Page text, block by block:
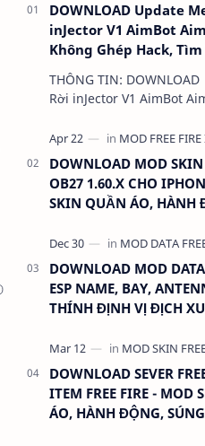
DOWNLOAD Update
inJector V1 AimBot
Không Ghép Hack,
Antiban 100%
THÔNG TIN: DOWNLOAD Update Menu
Rời inJector V1 AimBot
Antiban 100% DUNG LƯỢNG: 1 MB
LINK:…
DOWNLOAD MOD SKIN
OB27 1.60.X CHO
SKIN QUẦN ÁO, HÀNH
DOWNLOAD MOD
ESP NAME, BAY,
THÍNH ĐỊNH VỊ ĐỊCH
MỚI NHẤT - KHÔNG
DOWNLOAD SEVER
ITEM FREE FIRE - MOD
ÁO, HÀNH ĐỘNG,